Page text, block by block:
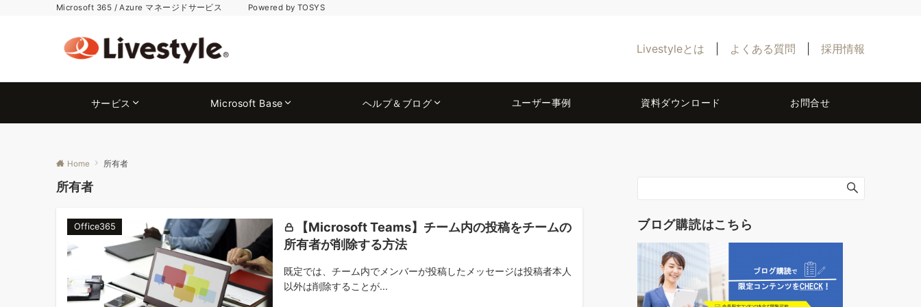
Microsoft 365 / Azure マネージドサービス Powered by TOSYS
Livestyleとは よくある質問 採用情報
サービス Microsoft Base ヘルプ＆ブログ ユーザー事例 資料ダウンロード お問合せ
Home 所有者
所有者
Office365
【Microsoft Teams】チーム内の投稿をチームの
所有者が削除する方法
既定では、チーム内でメンバーが投稿したメッセージは投稿者本人
以外は削除することが...
ブログ購読はこちら